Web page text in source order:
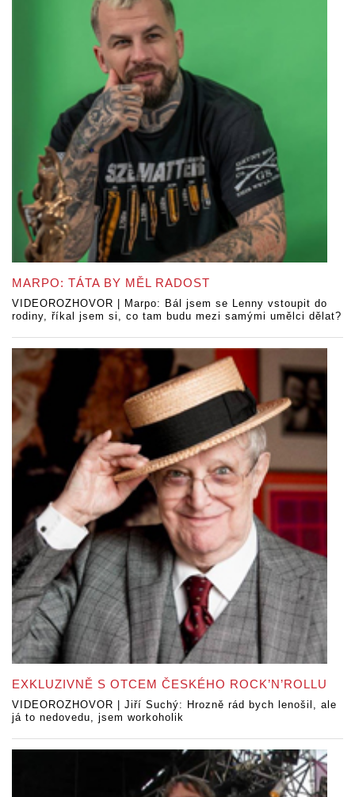
MARPO: TÁTA BY MĚL RADOST
VIDEOROZHOVOR | Marpo: Bál jsem se Lenny vstoupit do
rodiny, říkal jsem si, co tam budu mezi samými umělci dělat?
EXKLUZIVNĚ S OTCEM ČESKÉHO ROCK’N’ROLLU
VIDEOROZHOVOR | Jiří Suchý: Hrozně rád bych lenošil, ale
já to nedovedu, jsem workoholik